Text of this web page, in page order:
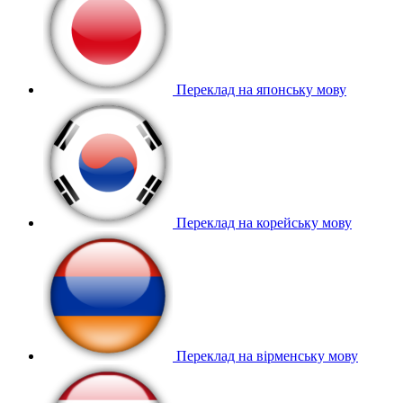
Переклад на японську мову
Переклад на корейську мову
Переклад на вірменську мову